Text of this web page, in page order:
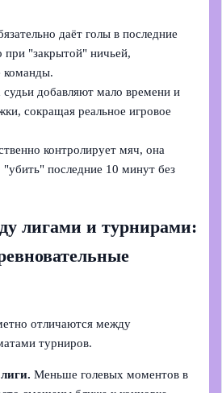
даёт голы в последние
"закрытой" ничьей,
команды.
судьи добавляют мало времени и
сокращая реальное игровое
контролирует мяч, она
последние 10 минут без
лигами и турнирами:
отличаются между
турниров.
Меньше голевых моментов в